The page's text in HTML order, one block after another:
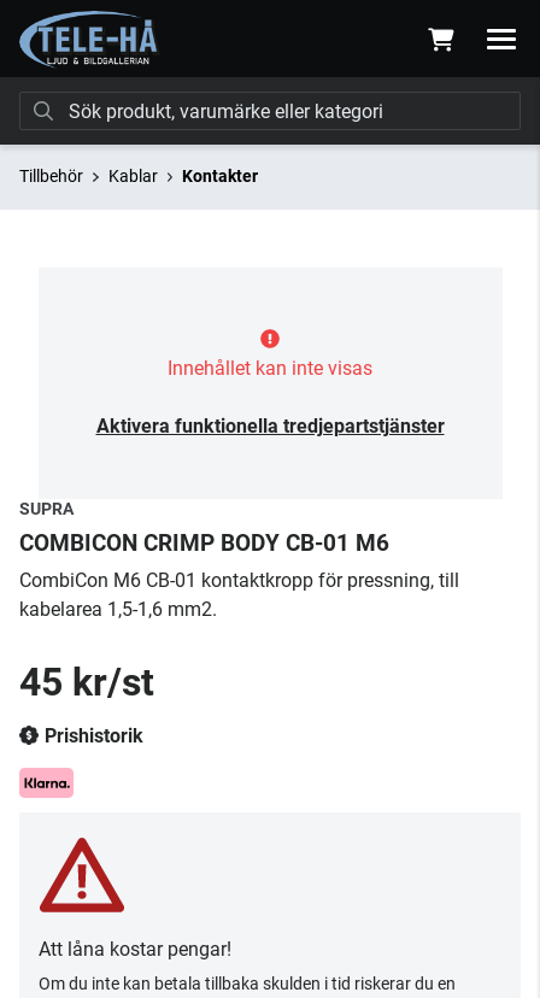
Tillbehör Kablar Kontakter
Innehållet kan inte visas
Aktivera funktionella tredjepartstjänster
SUPRA
COMBICON CRIMP BODY CB-01 M6
CombiCon M6 CB-01 kontaktkropp för pressning, till
kabelarea 1,5-1,6 mm2.
45 kr/st
Prishistorik
Att låna kostar pengar!
Om du inte kan betala tillbaka skulden i tid riskerar du en